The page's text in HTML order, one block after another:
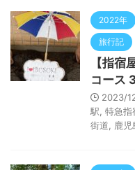
2022年
旅行記
【指宿
コース
2023/
駅 特急指
街道
鹿児